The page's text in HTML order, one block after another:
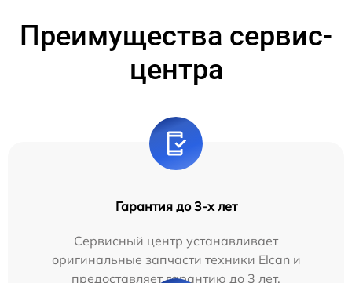
Преимущества сервис-
центра
Гарантия до 3-х лет
Сервисный центр устанавливает
оригинальные запчасти техники Elcan и
предоставляет гарантию до 3 лет.